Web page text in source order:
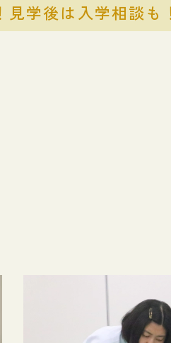
見学後は入学相談も